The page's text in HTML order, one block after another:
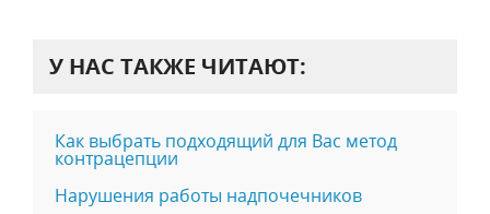
У НАС ТАКЖЕ ЧИТАЮТ:
Как выбрать подходящий для Вас метод
контрацепции
Нарушения работы надпочечников